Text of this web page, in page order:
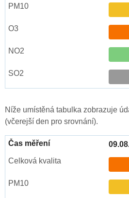
Níže umístěná tabulka zobrazuje
(včerejší den pro srovnání).